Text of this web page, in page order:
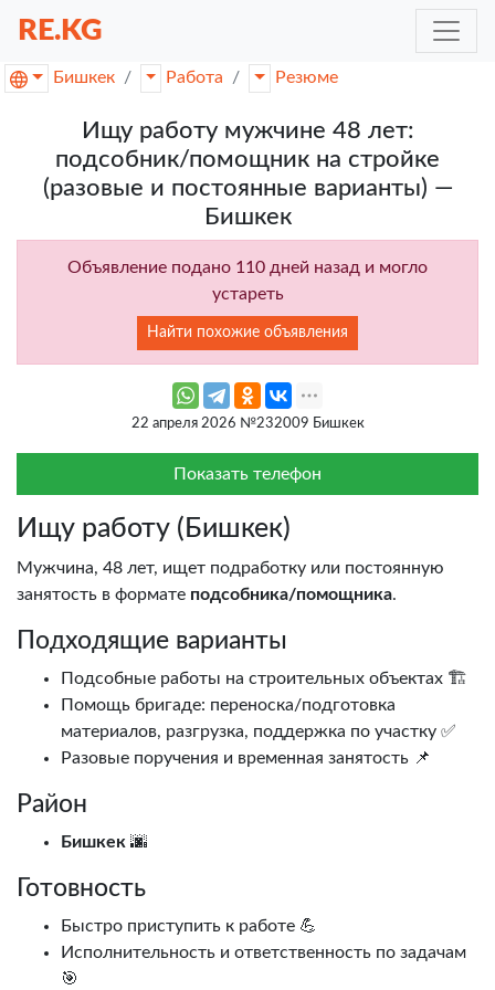
RE.KG
Бишкек Работа Резюме
Ищу работу мужчине 48 лет:
подсобник/помощник на стройке
(разовые и постоянные варианты) —
Бишкек
Объявление подано 110 дней назад и могло
устареть
Найти похожие объявления
22 апреля 2026 №232009 Бишкек
Показать телефон
Ищу работу (Бишкек)
Мужчина, 48 лет, ищет подработку или постоянную
занятость в формате подсобника/помощника.
Подходящие варианты
Подсобные работы на строительных объектах 🏗️
Помощь бригаде: переноска/подготовка
материалов, разгрузка, поддержка по участку ✅
Разовые поручения и временная занятость 📌
Район
Бишкек 🌆
Готовность
Быстро приступить к работе 💪
Исполнительность и ответственность по задачам
🎯